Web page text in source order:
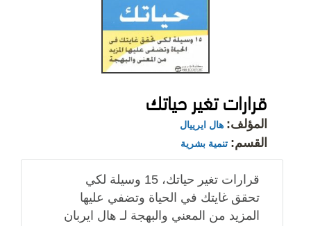
قرارات تغير حياتك
المؤلف: هال ايرييال
القسم: تنمية بشرية
قرارات تغير حياتك، 15 وسيلة لكي
تحقق غايتك في الحياة وتضفي عليها
المزيد من المعني والبهجة لـ هال ايربان